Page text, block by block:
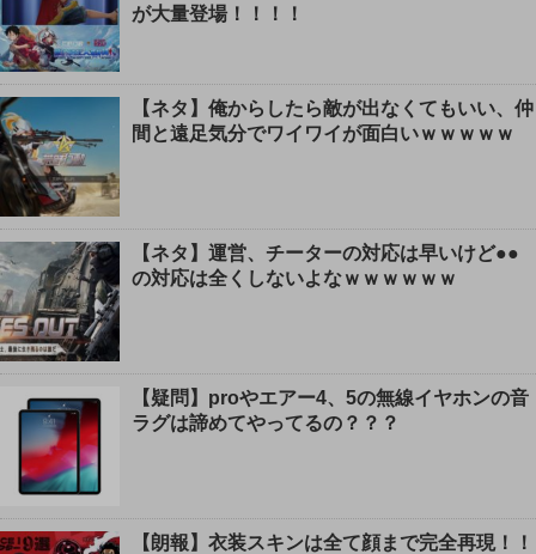
が大量登場！！！！
【ネタ】俺からしたら敵が出なくてもいい、仲
間と遠足気分でワイワイが面白いｗｗｗｗｗ
【ネタ】運営、チーターの対応は早いけど●●
の対応は全くしないよなｗｗｗｗｗｗ
【疑問】proやエアー4、5の無線イヤホンの音
ラグは諦めてやってるの？？？
【朗報】衣装スキンは全て顔まで完全再現！！